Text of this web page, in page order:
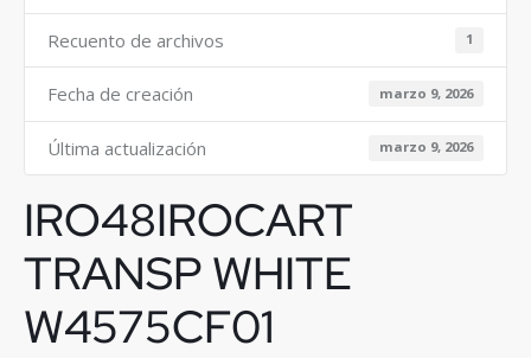
Recuento de archivos 1
Fecha de creación marzo 9, 2026
Última actualización marzo 9, 2026
IRO48IROCART
TRANSP WHITE
W4575CF01